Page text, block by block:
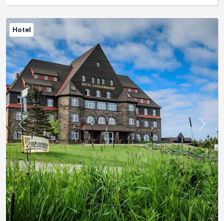
Previous Next
Hotel